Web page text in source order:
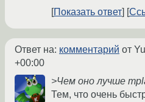
Показать ответ
Ответ на: комментарий от
+00:00
>Чем оно лучше
Тем, что очень